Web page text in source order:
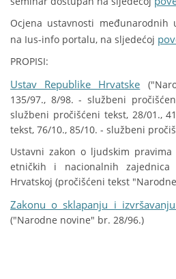
Ocjena ustavnosti međunarodnih
na Ius-info portalu, na sljedećoj
PROPISI:
Ustav Republike Hrvatske
135/97., 8/98. - službeni
službeni pročišćeni tekst, 28/01.,
tekst, 76/10., 85/10. - službeni
Ustavni zakon o ljudskim
etničkih i nacionalnih
Hrvatskoj (pročišćeni tekst
Zakonu o sklapanju i
("Narodne novine" br. 28/96.)